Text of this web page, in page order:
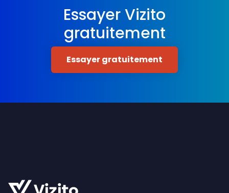
Essayer Vizito
gratuitement
Essayer gratuitement